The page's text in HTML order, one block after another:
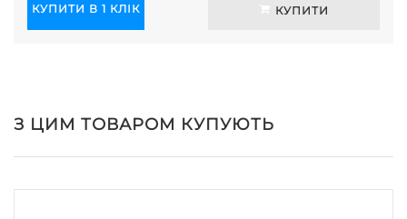
КУПИТИ В 1 КЛІК КУПИТИ
З ЦИМ ТОВАРОМ КУПУЮТЬ